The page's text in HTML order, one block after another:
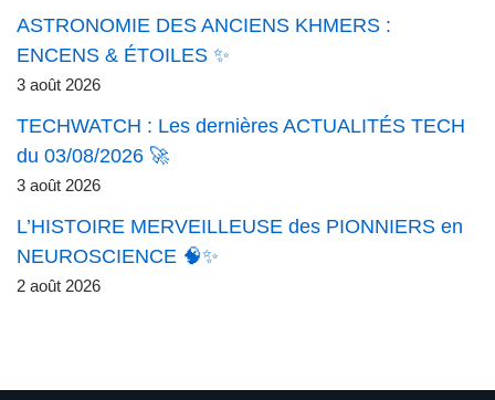
ASTRONOMIE DES ANCIENS KHMERS :
ENCENS & ÉTOILES ✨
3 août 2026
TECHWATCH : Les dernières ACTUALITÉS TECH
du 03/08/2026 🚀
3 août 2026
L’HISTOIRE MERVEILLEUSE des PIONNIERS en
NEUROSCIENCE 🧠✨
2 août 2026